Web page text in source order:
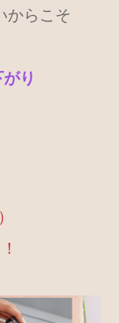
からこそ
り